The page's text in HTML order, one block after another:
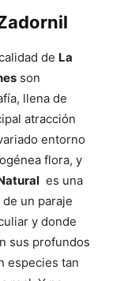
de La
son
llena de
atracción
entorno
flora, y
es una
un paraje
y donde
sus profundos
especies tan